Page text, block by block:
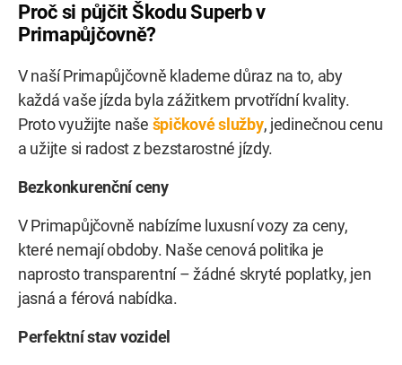
Proč si půjčit Škodu Superb v
Primapůjčovně?
V naší Primapůjčovně klademe důraz na to, aby
každá vaše jízda byla zážitkem prvotřídní kvality.
Proto využijte naše špičkové služby, jedinečnou cenu
a užijte si radost z bezstarostné jízdy.
Bezkonkurenční ceny
V Primapůjčovně nabízíme luxusní vozy za ceny,
které nemají obdoby. Naše cenová politika je
naprosto transparentní – žádné skryté poplatky, jen
jasná a férová nabídka.
Perfektní stav vozidel